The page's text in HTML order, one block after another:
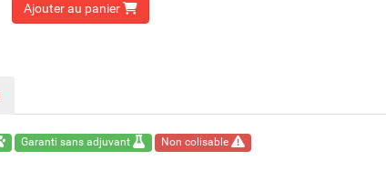
Ajouter au panier
Garanti sans adjuvant Non colisable